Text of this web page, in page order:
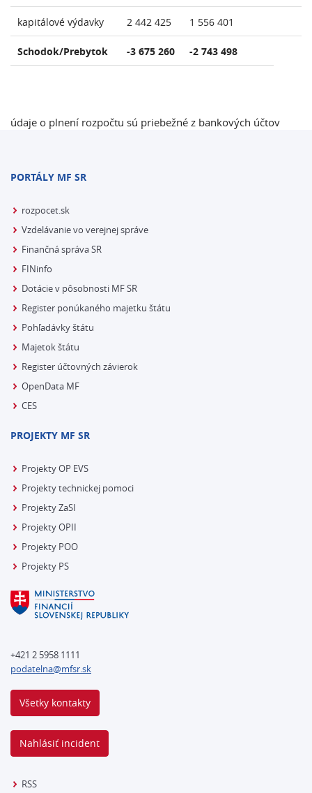
kapitálové výdavky 2 442 425 1 556 401
Schodok/Prebytok -3 675 260 -2 743 498
údaje o plnení rozpočtu sú priebežné z bankových účtov
PORTÁLY MF SR
rozpocet.sk
Vzdelávanie vo verejnej správe
Finančná správa SR
FINinfo
Dotácie v pôsobnosti MF SR
Register ponúkaného majetku štátu
Pohľadávky štátu
Majetok štátu
Register účtovných závierok
OpenData MF
CES
PROJEKTY MF SR
Projekty OP EVS
Projekty technickej pomoci
Projekty ZaSI
Projekty OPII
Projekty POO
Projekty PS
+421 2 5958 1111
podatelna@mfsr.sk
Všetky kontakty
Nahlásiť incident
RSS